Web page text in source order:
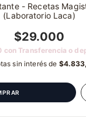
- Recetas
(Laboratorio Laca)
$29.000
con Transferencia o
sin interés de